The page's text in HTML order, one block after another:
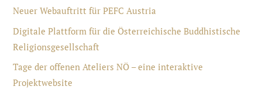
Neuer Webauftritt für PEFC Austria
Digitale Plattform für die Österreichische Buddhistische
Religionsgesellschaft
Tage der offenen Ateliers NÖ – eine interaktive
Projektwebsite